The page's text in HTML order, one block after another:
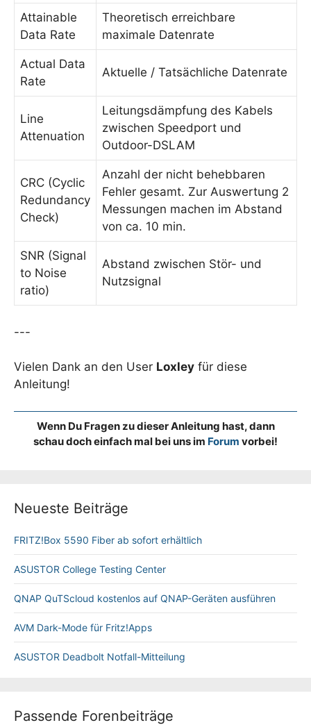
Attainable
Data Rate
Theoretisch erreichbare
maximale Datenrate
Actual Data
Rate
Aktuelle / Tatsächliche Datenrate
Line
Attenuation
Leitungsdämpfung des Kabels
zwischen Speedport und
Outdoor-DSLAM
CRC (Cyclic
Redundancy
Check)
Anzahl der nicht behebbaren
Fehler gesamt. Zur Auswertung 2
Messungen machen im Abstand
von ca. 10 min.
SNR (Signal
to Noise
ratio)
Abstand zwischen Stör- und
Nutzsignal
---
Vielen Dank an den User Loxley für diese
Anleitung!
Wenn Du Fragen zu dieser Anleitung hast, dann
schau doch einfach mal bei uns im Forum vorbei!
Neueste Beiträge
FRITZ!Box 5590 Fiber ab sofort erhältlich
ASUSTOR College Testing Center
QNAP QuTScloud kostenlos auf QNAP-Geräten ausführen
AVM Dark-Mode für Fritz!Apps
ASUSTOR Deadbolt Notfall-Mitteilung
Passende Forenbeiträge